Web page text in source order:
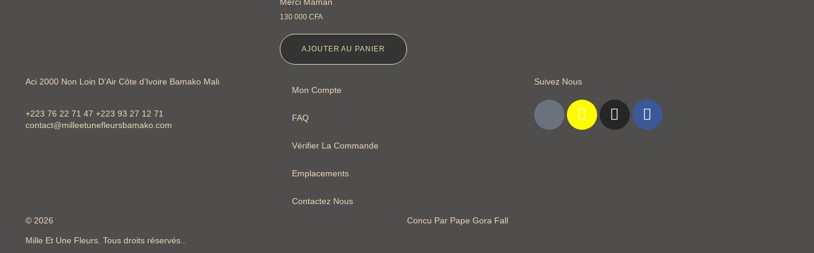
130 000 CFA
AJOUTER AU PANIER
Aci 2000 Non Loin D’Air Côte d’Ivoire Bamako Mali
+223 76 22 71 47 +223 93 27 12 71
contact@milleetunefleursbamako.com
Mon Compte
FAQ
Vérifier La Commande
Emplacements
Contactez Nous
Suivez Nous
© 2026
Mille Et Une Fleurs. Tous droits réservés..
Concu Par Pape Gora Fall